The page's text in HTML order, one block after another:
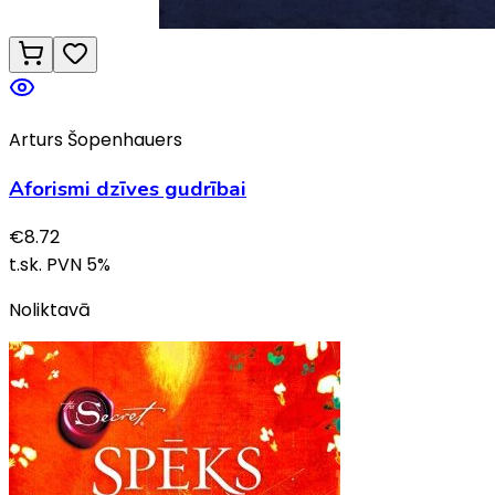
Arturs Šopenhauers
Aforismi dzīves gudrībai
€8.72
t.sk. PVN 5%
Noliktavā